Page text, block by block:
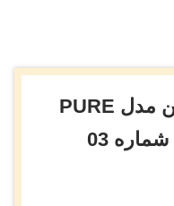
کرم پودر BB ساسکین مدل PURE